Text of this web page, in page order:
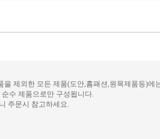
제외한 모든 제품(도안,홈패션,원목제품등)에
수 제품으로만 구성됩니다.
주문시 참고하세요.